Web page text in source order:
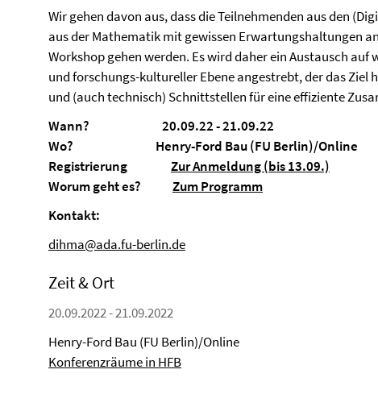
Wir gehen davon aus, dass die Teilnehmenden aus den
aus der Mathematik mit gewissen Erwartungshaltungen
Workshop gehen werden. Es wird daher ein Austausch
und forschungs-kultureller Ebene angestrebt, der das
und (auch technisch) Schnittstellen für eine effiziente
Wann?
20.09.22 - 21.09.22
Wo?
Henry-Ford Bau (FU Berlin)/Online
Registrierung Zur Anmeldung (bis 13.09.)
Worum geht es? Zum Programm
Kontakt:
dihma@ada.fu-berlin.de
Zeit & Ort
20.09.2022 - 21.09.2022
Henry-Ford Bau (FU Berlin)/Online
Konferenzräume in HFB